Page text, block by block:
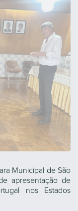
Municipal de São
apresentação de
nos Estados